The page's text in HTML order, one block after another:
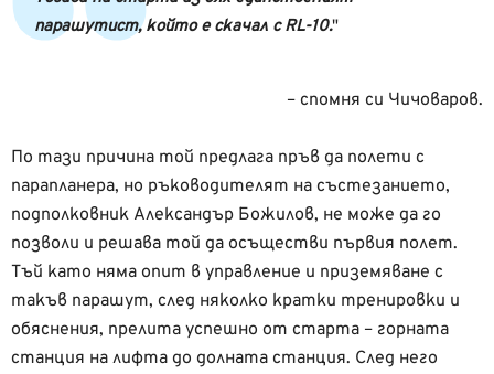
парашутист, който е скачал с RL-10.
– спомня си Чичоваров.
По тази причина той предлага пръв да полети с
парапланера, но ръководителят на състезанието,
подполковник Александър Божилов, не може да го
позволи и решава той да осъществи първия полет.
Тъй като няма опит в управление и приземяване с
такъв парашут, след няколко кратки тренировки и
обяснения, прелита успешно от старта – горната
станция на лифта до долната станция. След него